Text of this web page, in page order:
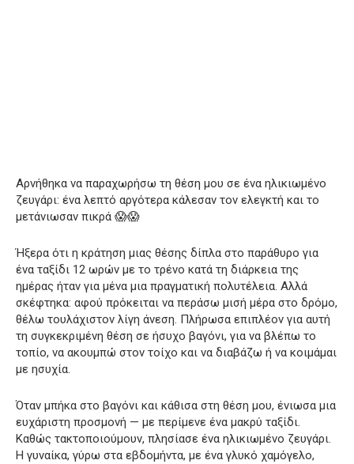
Αρνήθηκα να παραχωρήσω τη θέση μου σε ένα ηλικιωμένο
ζευγάρι: ένα λεπτό αργότερα κάλεσαν τον ελεγκτή και το
μετάνιωσαν πικρά 😱😱
Ήξερα ότι η κράτηση μιας θέσης δίπλα στο παράθυρο για
ένα ταξίδι 12 ωρών με το τρένο κατά τη διάρκεια της
ημέρας ήταν για μένα μια πραγματική πολυτέλεια. Αλλά
σκέφτηκα: αφού πρόκειται να περάσω μισή μέρα στο δρόμο,
θέλω τουλάχιστον λίγη άνεση. Πλήρωσα επιπλέον για αυτή
τη συγκεκριμένη θέση σε ήσυχο βαγόνι, για να βλέπω το
τοπίο, να ακουμπώ στον τοίχο και να διαβάζω ή να κοιμάμαι
με ησυχία.
Όταν μπήκα στο βαγόνι και κάθισα στη θέση μου, ένιωσα μια
ευχάριστη προσμονή — με περίμενε ένα μακρύ ταξίδι.
Καθώς τακτοποιούμουν, πλησίασε ένα ηλικιωμένο ζευγάρι.
Η γυναίκα, γύρω στα εβδομήντα, με ένα γλυκό χαμόγελο,